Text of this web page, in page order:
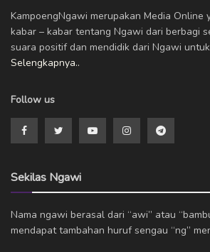
KampoengNgawi merupakan Media Online
kabar – kabar tentang Ngawi dari berbagi
suara positif dan mendidik dari Ngawi
Selengkapnya..
Follow us
Sekilas Ngawi
Nama ngawi berasal dari “awi” atau
mendapat tambahan huruf sengau “ng”